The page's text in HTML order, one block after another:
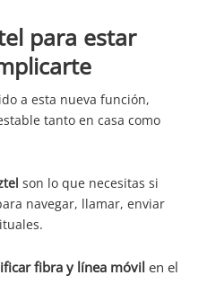
para estar
a esta nueva función,
tanto en casa como
son lo que necesitas si
navegar, llamar, enviar
fibra y línea móvil en el